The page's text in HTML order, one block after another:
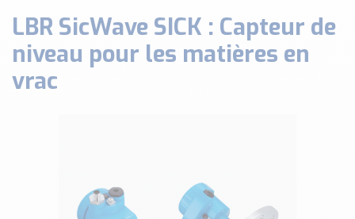
ENREGISTREUR + ACQUISITION DE DONNEES
Voir toutes les catégories …
Classé par marque
IDEM SAFETY
Voir toutes les marques …
LBR SicWave SICK : Capteur de
niveau pour les matières en
vrac